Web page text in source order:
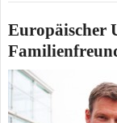
Europäischer